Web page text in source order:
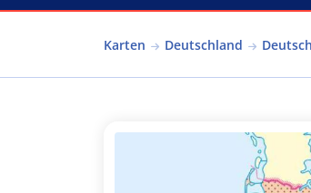
Karten Deutschland